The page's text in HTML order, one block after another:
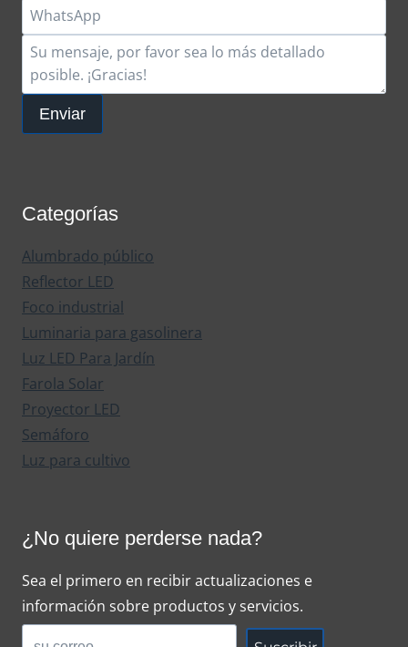
Enviar
Categorías
Alumbrado público
Reflector LED
Foco industrial
Luminaria para gasolinera
Luz LED Para Jardín
Farola Solar
Proyector LED
Semáforo
Luz para cultivo
¿No quiere perderse nada?
Sea el primero en recibir actualizaciones e
información sobre productos y servicios.